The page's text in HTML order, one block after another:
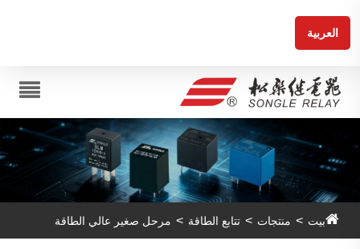
العربية
بيت منتجات تتابع الطاقة مرحل صغير عالي الطاقة